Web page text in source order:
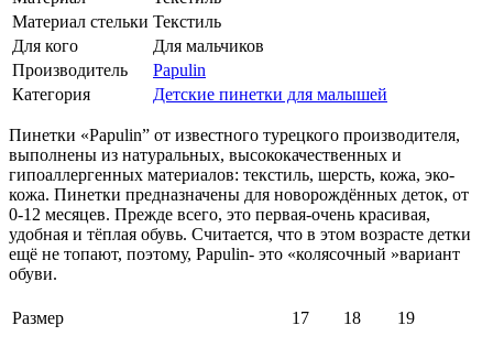
Материал стельки Текстиль
Для кого
Для мальчиков
Производитель
Papulin
Категория
Детские пинетки для малышей
Пинетки «Papulin” от известного турецкого производителя,
выполнены из натуральных, высококачественных и
гипоаллергенных материалов: текстиль, шерсть, кожа, эко-
кожа. Пинетки предназначены для новорождённых деток, от
0-12 месяцев. Прежде всего, это первая-очень красивая,
удобная и тёплая обувь. Считается, что в этом возрасте детки
ещё не топают, поэтому, Papulin- это «колясочный »вариант
обуви.
Размер 17 18
19